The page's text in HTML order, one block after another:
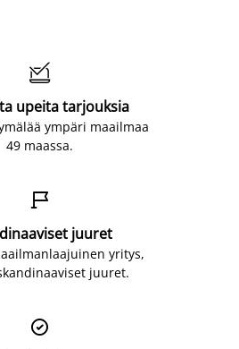

upeita tarjouksia
ympäri maailmaa
49 maassa.

juuret
yritys,
juuret.
